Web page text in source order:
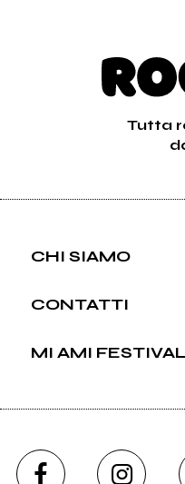
Tutta
CHI SIAMO
CONTATTI
MI AMI FESTIVAL